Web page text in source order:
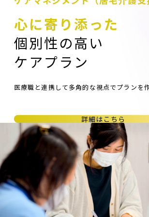
心に寄り添った
個別性の高い
ケアプラン
医療職と連携して多角的な視点でプランを
詳細はこちら